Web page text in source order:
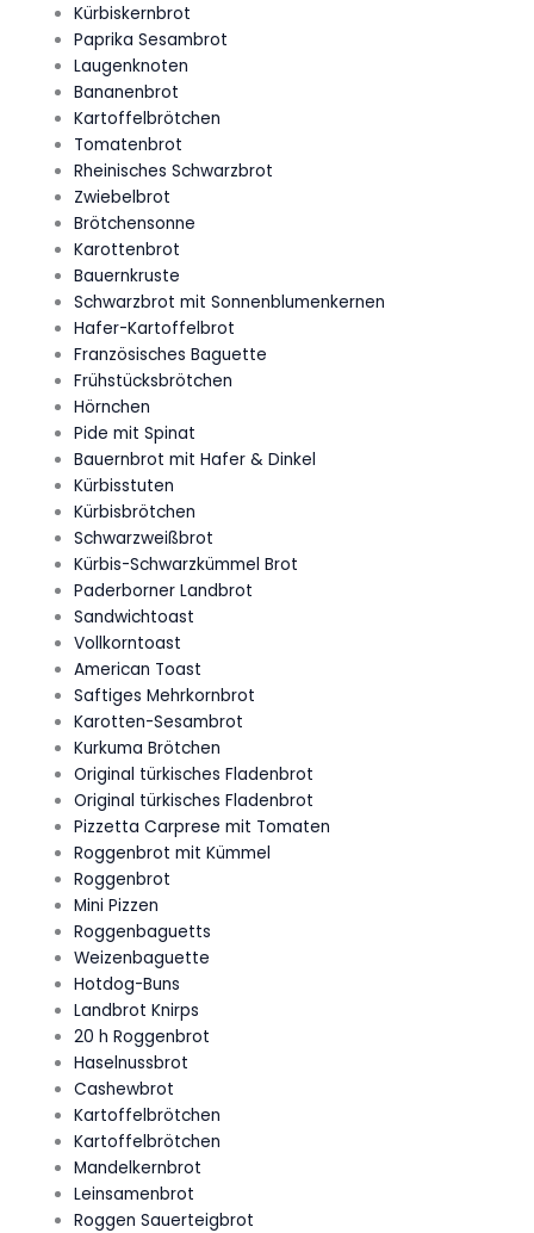
Kürbiskernbrot
Paprika Sesambrot
Laugenknoten
Bananenbrot
Kartoffelbrötchen
Tomatenbrot
Rheinisches Schwarzbrot
Zwiebelbrot
Brötchensonne
Karottenbrot
Bauernkruste
Schwarzbrot mit Sonnenblumenkernen
Hafer-Kartoffelbrot
Französisches Baguette
Frühstücksbrötchen
Hörnchen
Pide mit Spinat
Bauernbrot mit Hafer & Dinkel
Kürbisstuten
Kürbisbrötchen
Schwarzweißbrot
Kürbis-Schwarzkümmel Brot
Paderborner Landbrot
Sandwichtoast
Vollkorntoast
American Toast
Saftiges Mehrkornbrot
Karotten-Sesambrot
Kurkuma Brötchen
Original türkisches Fladenbrot
Original türkisches Fladenbrot
Pizzetta Carprese mit Tomaten
Roggenbrot mit Kümmel
Roggenbrot
Mini Pizzen
Roggenbaguetts
Weizenbaguette
Hotdog-Buns
Landbrot Knirps
20 h Roggenbrot
Haselnussbrot
Cashewbrot
Kartoffelbrötchen
Kartoffelbrötchen
Mandelkernbrot
Leinsamenbrot
Roggen Sauerteigbrot